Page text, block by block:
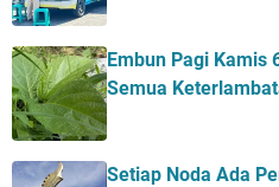
Embun Pagi Kamis
Semua
Setiap Noda Ada